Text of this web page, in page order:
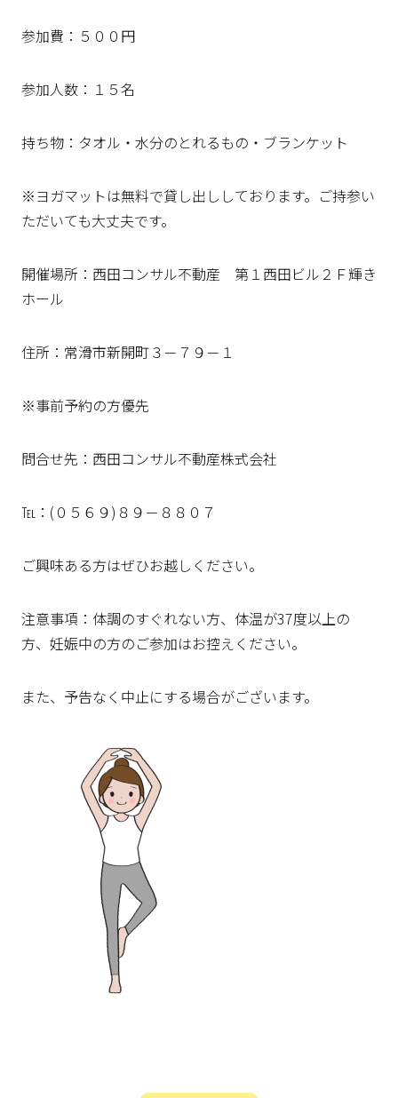
参加費：５００円
参加人数：１５名
持ち物：タオル・水分のとれるもの・ブランケット
※ヨガマットは無料で貸し出ししております。ご持参い
ただいても大丈夫です。
開催場所：西田コンサル不動産 第１西田ビル２Ｆ輝き
ホール
住所：常滑市新開町３－７９－１
※事前予約の方優先
問合せ先：西田コンサル不動産株式会社
℡：(０５６９)８９－８８０７
ご興味ある方はぜひお越しください。
注意事項：体調のすぐれない方、体温が37度以上の
方、妊娠中の方のご参加はお控えください。
また、予告なく中止にする場合がございます。